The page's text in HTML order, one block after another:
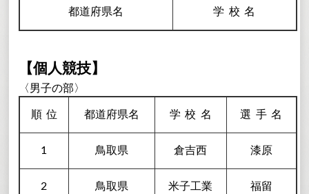
都道府県名 学校名
【個人競技】
〈男子の部〉
順位 都道府県名 学校 名 選手名
1 鳥取県 倉吉西 漆原
2 鳥取県 米子工業 福留